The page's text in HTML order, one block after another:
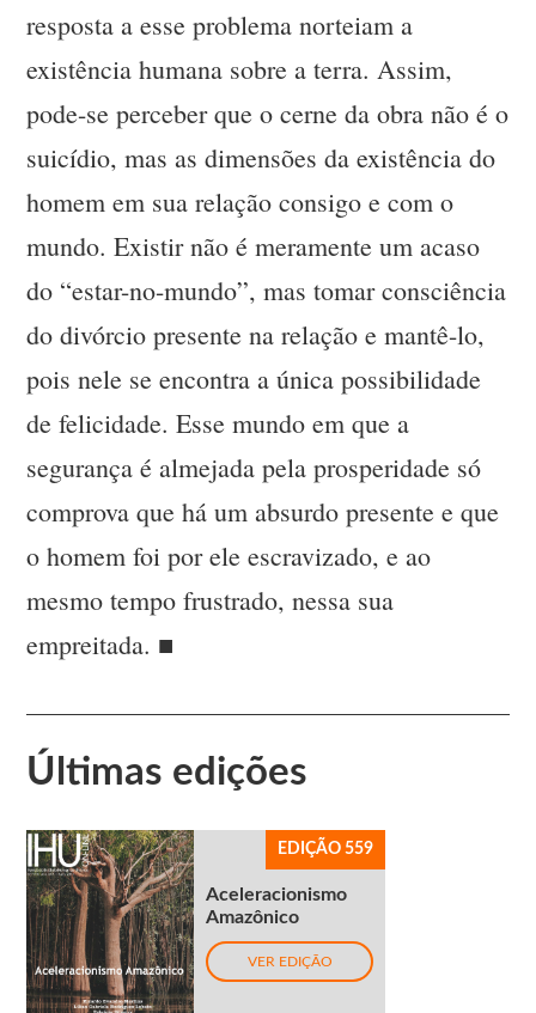
resposta a esse problema norteiam a
existência humana sobre a terra. Assim,
pode-se perceber que o cerne da obra não é o
suicídio, mas as dimensões da existência do
homem em sua relação consigo e com o
mundo. Existir não é meramente um acaso
do “estar-no-mundo”, mas tomar consciência
do divórcio presente na relação e mantê-lo,
pois nele se encontra a única possibilidade
de felicidade. Esse mundo em que a
segurança é almejada pela prosperidade só
comprova que há um absurdo presente e que
o homem foi por ele escravizado, e ao
mesmo tempo frustrado, nessa sua
empreitada. ■
Últimas edições
EDIÇÃO 559
Aceleracionismo
Amazônico
VER EDIÇÃO